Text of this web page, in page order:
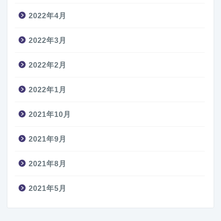
2022年4月
2022年3月
2022年2月
2022年1月
2021年10月
2021年9月
2021年8月
2021年5月